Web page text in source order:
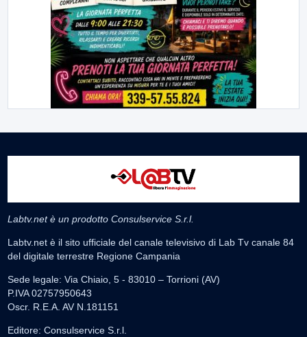
Labtv.net è un prodotto Consulservice S.r.l.
Labtv.net è il sito ufficiale del canale televisivo di Lab Tv canale 84
del digitale terrestre Regione Campania
Sede legale: Via Chiaio, 5 - 83010 – Torrioni (AV)
P.IVA 02757950643
Oscr. R.E.A. AV N.181151
Editore: Consulservice S.r.l.